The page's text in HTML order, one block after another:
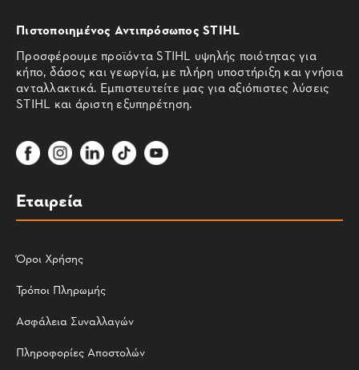
Πιστοποιημένος Αντιπρόσωπος STIHL
Προσφέρουμε προϊόντα STIHL υψηλής ποιότητας για
κήπο, δάσος και γεωργία, με πλήρη υποστήριξη και γνήσια
ανταλλακτικά. Εμπιστευτείτε μας για αξιόπιστες λύσεις
STIHL και άριστη εξυπηρέτηση.
Εταιρεία
Όροι Χρήσης
Τρόποι Πληρωμής
Ασφάλεια Συναλλαγών
Πληροφορίες Αποστολών